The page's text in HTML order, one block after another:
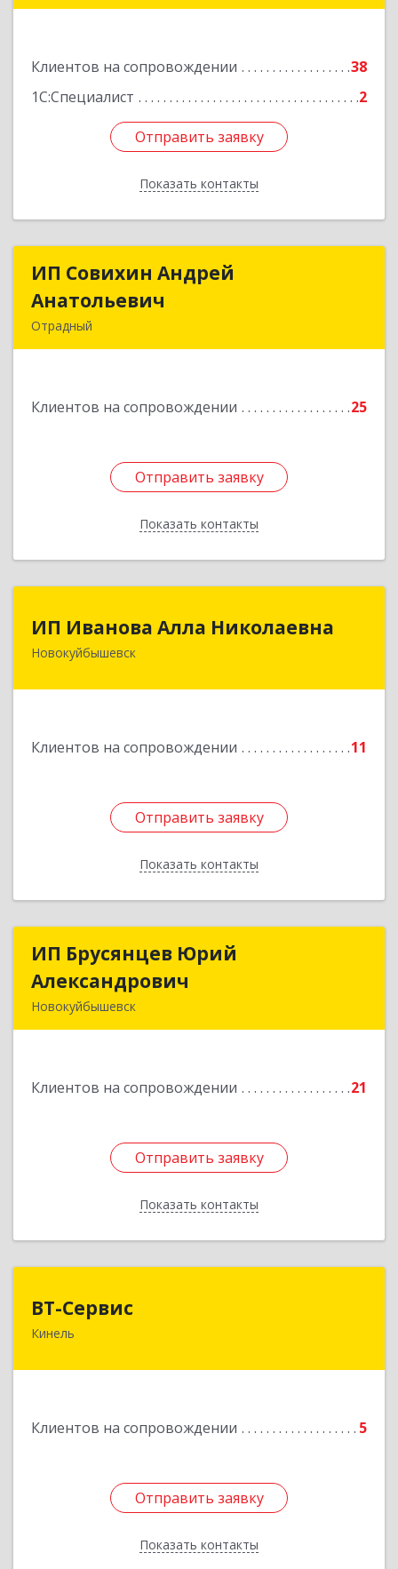
Клиентов на сопровождении
38
1С:Специалист
2
Отправить заявку
Показать контакты
Отправить заявку
Назад
ИП Совихин Андрей
Анатольевич
Отрадный
Клиентов на сопровождении 25
Отправить заявку
Показать контакты
ИП Совихин Андрей
Подробнее
Отправить заявку
Назад
ИП Иванова Алла Николаевна
Новокуйбышевск
Клиентов на сопровождении 11
Отправить заявку
Показать контакты
Отправить заявку
Назад
ИП Брусянцев Юрий
Александрович
Новокуйбышевск
Клиентов на сопровождении 21
Отправить заявку
Показать контакты
ИП Брусянцев Юрий
Подробнее
Отправить заявку
Назад
ВТ-Сервис
Кинель
Клиентов на сопровождении 5
Отправить заявку
Показать контакты
446436, Самарская обл, Кинель г, Маяковского
Отправить заявку
Назад